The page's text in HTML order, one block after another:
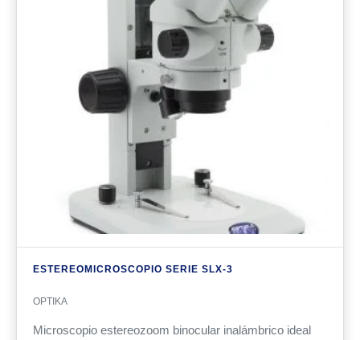
ESTEREOMICROSCOPIO SERIE SLX-3
OPTIKA
Microscopio estereozoom binocular inalámbrico ideal